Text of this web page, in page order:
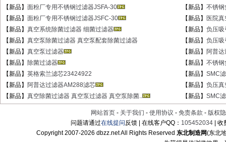
【新品】 面粉厂专用不锈钢过滤器JSFA-30 【新品】 不锈钢
【新品】 面粉厂专用不锈钢过滤器JSFC-30 【新品】
医院
【新品】 真空系统除菌过滤器 细菌过滤器 【新品】 负压吸
【新品】 真空泵除菌过滤器 真空泵配套除菌过滤器 【新品】 负压吸
【新品】 真空泵过滤器 【新品】 阿普
【新品】 除菌过滤器 【新品】 不锈钢
【新品】 英格索兰滤芯23424922 【新品】 SMC
【新品】 阿普达过滤器AM288滤芯 【新品】 负压真
【新品】 真空除菌过滤器 真空泵过滤器 真空泵除菌.. 【新品】 SMC
网站首页 - 关于我们 - 使用协议 - 免责条款 - 版权
问题请通过在线提问反馈 | 在线客户QQ： 105452034 |
Copyright 2007-2026 dbzz.net All Rights Reserved东北制造网(东北